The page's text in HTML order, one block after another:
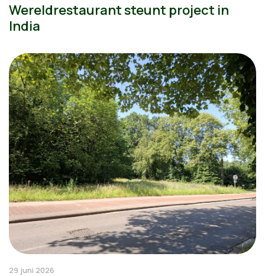
Wereldrestaurant steunt project in
India
29 juni 2026